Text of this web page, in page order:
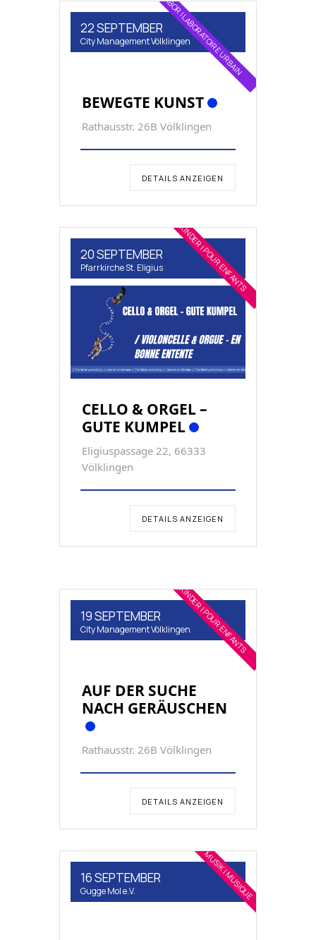
22 SEPTEMBER
City Management VölklingenSTADTLABOR | LABORATOIRE URBAIN
BEWEGTE KUNST
Rathausstr. 26B Völklingen
DETAILS ANZEIGEN
20 SEPTEMBER
Pfarrkirche St. Eligius FÜR KINDER | POUR ENFANTS
CELLO & ORGEL –
GUTE KUMPEL
Eligiuspassage 22, 66333
Völklingen
DETAILS ANZEIGEN
19 SEPTEMBER
City Management VölklingenFÜR KINDER | POUR ENFANTS
AUF DER SUCHE
NACH GERÄUSCHEN
Rathausstr. 26B Völklingen
DETAILS ANZEIGEN
16 SEPTEMBER
Gugge Mol e.V. MUSIK | MUSIQUE